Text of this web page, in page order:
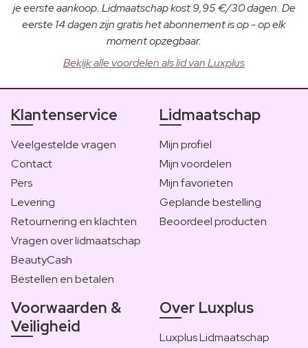
je eerste aankoop. Lidmaatschap kost 9,95 €/30 dagen. De
eerste 14 dagen zijn gratis het abonnement is op - op elk
moment opzegbaar.
Bekijk alle voordelen als lid van Luxplus
Klantenservice
Veelgestelde vragen
Contact
Pers
Levering
Retournering en klachten
Vragen over lidmaatschap
BeautyCash
Bestellen en betalen
Lidmaatschap
Mijn profiel
Mijn voordelen
Mijn favorieten
Geplande bestelling
Beoordeel producten
Voorwaarden &
Veiligheid
Over Luxplus
Luxplus Lidmaatschap